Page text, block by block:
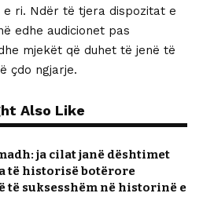
e ri. Ndër të tjera dispozitat e
edhe audicionet pas
mjekët që duhet të jenë të
çdo ngjarje.
Also Like
ja cilat janë dështimet
të historisë botërore
të suksesshëm në historinë e